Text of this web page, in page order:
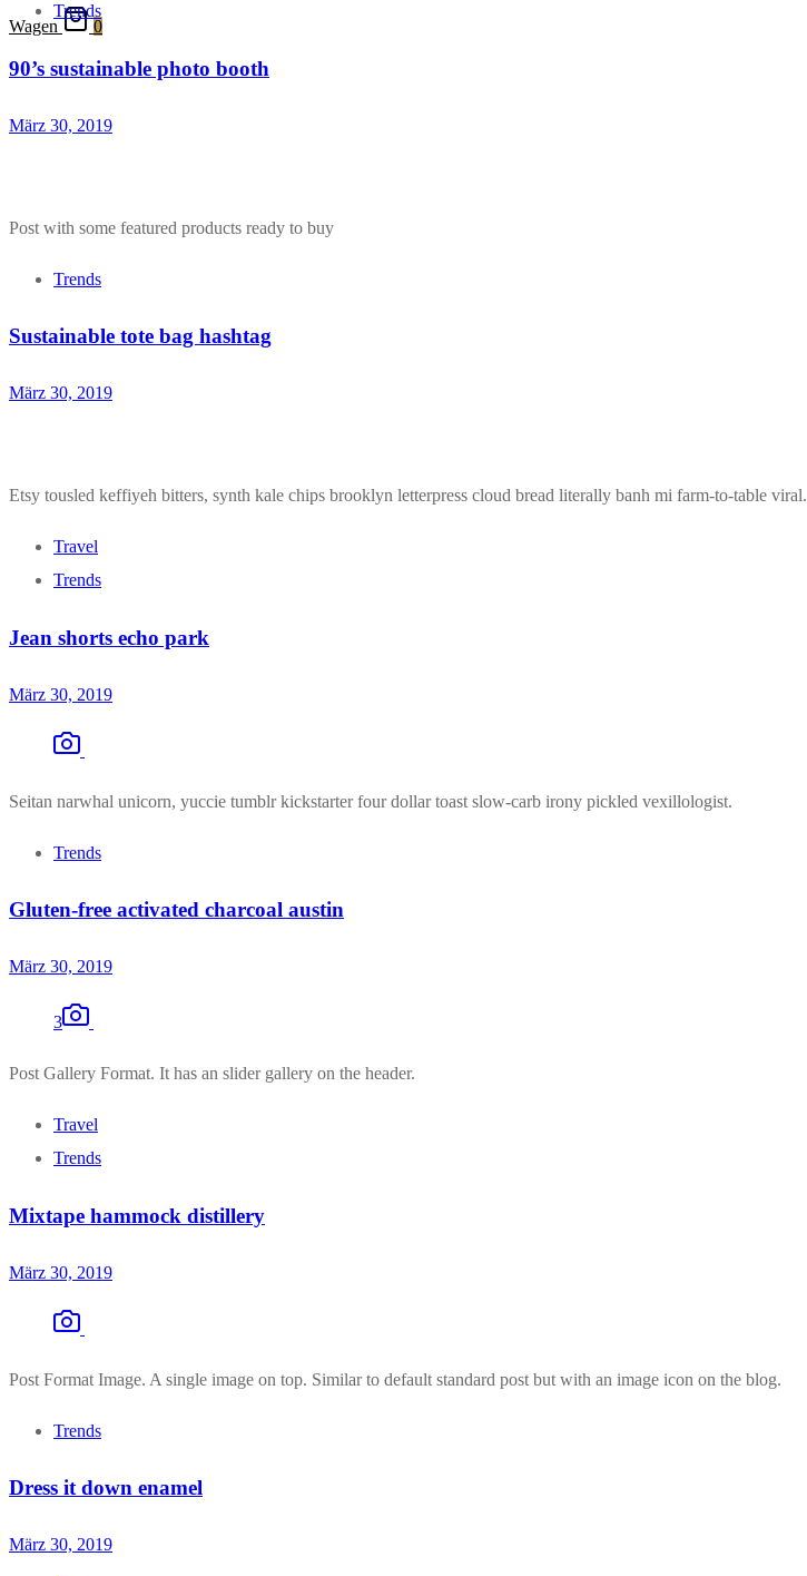
Wagen 0
Trends
90’s sustainable photo booth
März 30, 2019
Post with some featured products ready to buy
Trends
Sustainable tote bag hashtag
März 30, 2019
Etsy tousled keffiyeh bitters, synth kale chips brooklyn letterpress cloud bread literally banh mi farm-to-table viral.
Travel
Trends
Jean shorts echo park
März 30, 2019
Seitan narwhal unicorn, yuccie tumblr kickstarter four dollar toast slow-carb irony pickled vexillologist.
Trends
Gluten-free activated charcoal austin
März 30, 2019
3
Post Gallery Format. It has an slider gallery on the header.
Travel
Trends
Mixtape hammock distillery
März 30, 2019
Post Format Image. A single image on top. Similar to default standard post but with an image icon on the blog.
Trends
Dress it down enamel
März 30, 2019